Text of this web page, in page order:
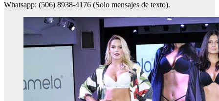
Whatsapp: (506) 8938-4176 (Solo mensajes de texto).